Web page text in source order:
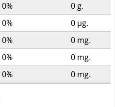
0% 0 g.
0% 0 µg.
0% 0 mg.
0% 0 mg.
0% 0 mg.